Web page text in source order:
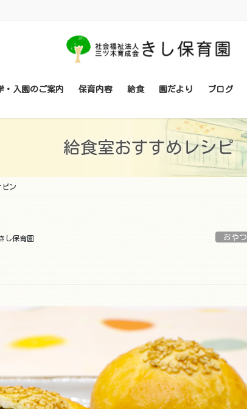
・入園のご案内 保育内容 給食 園だより ブログ
給食室おすすめレシピ
ピン
し保育園 おやつ